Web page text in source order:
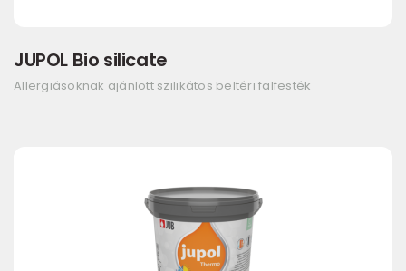
JUPOL Bio silicate
Allergiásoknak ajánlott szilikátos beltéri falfesték